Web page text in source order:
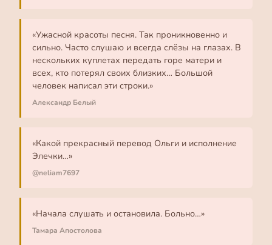
«Ужасной красоты песня. Так проникновенно и
сильно. Часто слушаю и всегда слёзы на глазах. В
нескольких куплетах передать горе матери и
всех, кто потерял своих близких… Большой
человек написал эти строки.»
Александр Белый
«Какой прекрасный перевод Ольги и исполнение
Элечки…»
@neliam7697
«Начала слушать и остановила. Больно…»
Тамара Апостолова